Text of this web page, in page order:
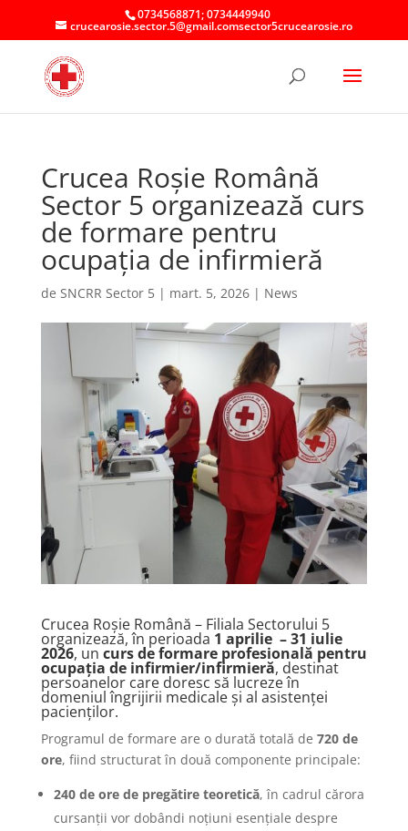
0734568871; 0734449940
crucearosie.sector.5@gmail.comsector5crucearosie.ro
Crucea Roșie Română
Sector 5 organizează curs
de formare pentru
ocupația de infirmieră
de SNCRR Sector 5| mart. 5, 2026| News
Crucea Roșie Română – Filiala Sectorului 5
organizează, în perioada 1 aprilie – 31 iulie
2026, un curs de formare profesională pentru
ocupația de infirmier/infirmieră, destinat
persoanelor care doresc să lucreze în
domeniul îngrijirii medicale și al asistenței
pacienților.
Programul de formare are o durată totală de 720 de
ore, fiind structurat în două componente principale:
240 de ore de pregătire teoretică, în cadrul cărora
cursanții vor dobândi noțiuni esențiale despre